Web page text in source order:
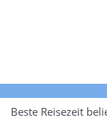
Beste Reisezeit